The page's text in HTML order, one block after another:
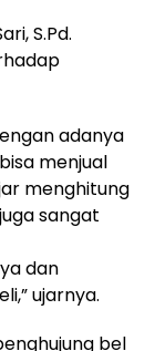
S.Pd.
adanya
menjual
menghitung
sangat
dan
ujarnya.
bel